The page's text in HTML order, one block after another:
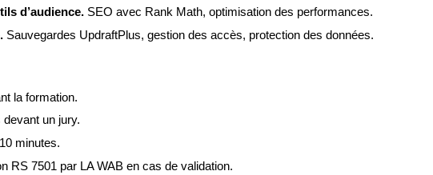
d’audience. SEO avec Rank Math, optimisation des performances.
Sauvegardes UpdraftPlus, gestion des accès, protection des données.
la formation.
un jury.
minutes.
RS 7501 par LA WAB en cas de validation.